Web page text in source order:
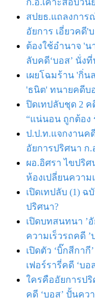
สปยธ.แถลงการ
อัยการ เอี่ยวคดี'
ต้องใช้อำนาจ 'น
ลับคดี‘บอส’ นั่ง
เผยโฉมร้าน 'กิ่น
'ธนิต' ทนายคดีบ
ปิดเทปลับชุด 2 ค
“แน่นอน ถูกต้อง
ป.ป.ท.แจกงานค
อัยการปริศนา ก.
ผอ.อิศรา ไขปริศ
ห้องเปลี่ยนความ
เปิดเทปลับ (1) ฉ
ปริศนา?
เปิดบทสนทนา ’อั
ความเร็วรถคดี ’
เปิดตัว ‘บิ๊กสีกา
เฟอร์รารี่คดี ‘บอ
ใครคืออัยการปริ
คดี ‘บอส’ ปั้นคว